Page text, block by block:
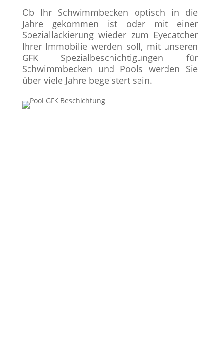
Ob Ihr Schwimmbecken optisch in die
Jahre gekommen ist oder mit einer
Speziallackierung wieder zum Eyecatcher
Ihrer Immobilie werden soll, mit unseren
GFK Spezialbeschichtigungen für
Schwimmbecken und Pools werden Sie
über viele Jahre begeistert sein.